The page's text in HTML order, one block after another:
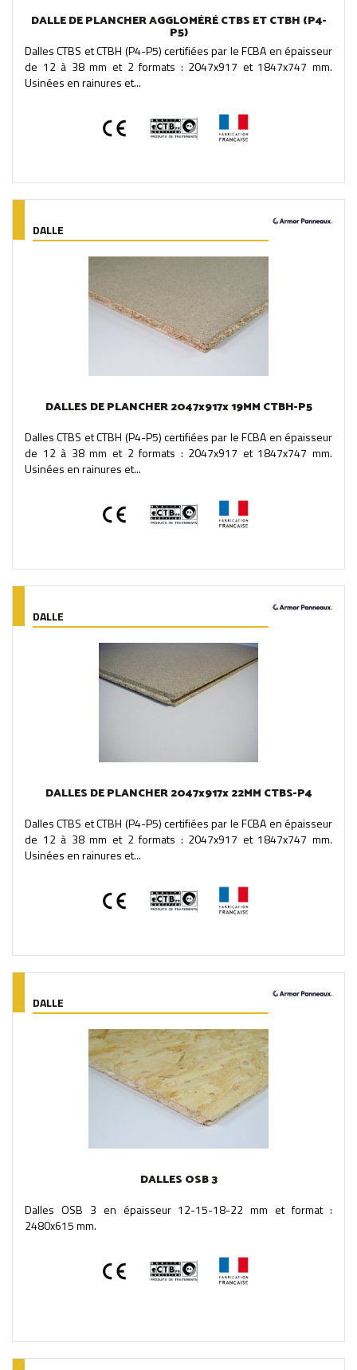
DALLE DE PLANCHER AGGLOMÉRÉ CTBS ET CTBH (P4-
P5)
Dalles CTBS et CTBH (P4-P5) certifiées par le FCBA en épaisseur
de 12 à 38 mm et 2 formats : 2047x917 et 1847x747 mm.
Usinées en rainures et...
DALLE
DALLES DE PLANCHER 2047x917x 19MM CTBH-P5
Dalles CTBS et CTBH (P4-P5) certifiées par le FCBA en épaisseur
de 12 à 38 mm et 2 formats : 2047x917 et 1847x747 mm.
Usinées en rainures et...
DALLE
DALLES DE PLANCHER 2047x917x 22MM CTBS-P4
Dalles CTBS et CTBH (P4-P5) certifiées par le FCBA en épaisseur
de 12 à 38 mm et 2 formats : 2047x917 et 1847x747 mm.
Usinées en rainures et...
DALLE
DALLES OSB 3
Dalles OSB 3 en épaisseur 12-15-18-22 mm et format :
2480x615 mm.